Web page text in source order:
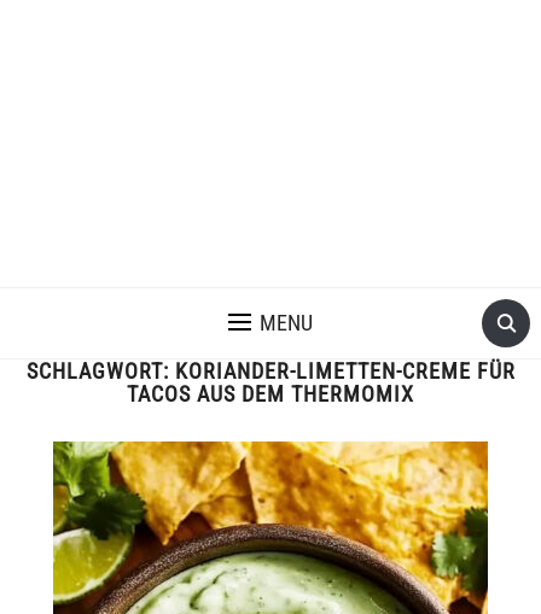
MENU
SCHLAGWORT: KORIANDER-LIMETTEN-CREME FÜR
TACOS AUS DEM THERMOMIX